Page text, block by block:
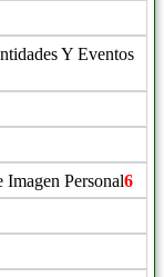
Y Eventos
Imagen Personal6